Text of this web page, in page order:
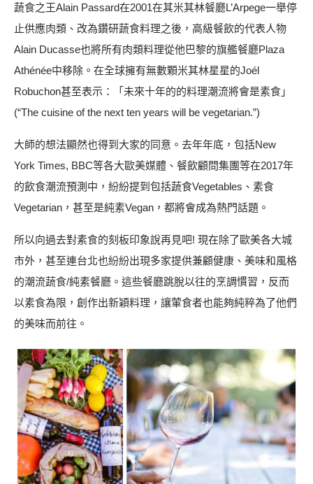
蔬食之王Alain Passard在2001在其米其林餐廳L’Arpege一舉停
止供應肉類、改為鑽研蔬食料理之後，高級餐飲的代表人物
Alain Ducasse也將所有肉類料理從他巴黎的旗艦餐廳Plaza
Athénée中移除。在全球擁有無數顆米其林星星的Joél
Robuchon甚至表示：「未來十年的的料理潮流將會是素食」
(“The cuisine of the next ten years will be vegetarian.”)
大師的想法顯然也得到大家的同意。去年年底，包括New
York Times, BBC等各大歐美媒體、餐飲顧問集團等在2017年
的飲食潮流預測中，紛紛提到包括蔬食Vegetables、素食
Vegetarian，甚至是純素Vegan，都將會成為熱門話題。
所以向過去對素食的刻板印象說再見吧! 現在除了歐美各大城
市外，甚至連台北也紛紛出現多家提供兼顧健康、美味和風格
的潮流蔬食/純素餐廳。這些餐廳跳脫以往的烹調慣習，反而
以素食為限，創作出新穎料理，讓葷食者也能夠純粹為了他們
的美味而前往。